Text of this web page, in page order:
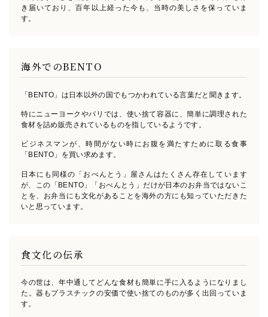
き届いており、百年以上経った今も、当時の美しさを保っていま
す。
海外でのBENTO
「BENTO」は日本以外の国でもつかわれている言葉だと聞きます。
特にニューヨークやパリでは、使い捨て容器に、簡単に調理された
食材を詰め販売されているものを指しているようです。
ビジネスマンが、時間がない時にお腹を満たすために取る食事
「BENTO」を買い求めます。
日本にも同様の「おべんとう」屋さんはたくさん存在しています
が、 この「BENTO」「おべんとう」だけが日本のお弁当ではないこ
とを、 お弁当にも文化があることを海外の方にも知っていただきた
いと思っています。
食文化の伝承
今の世は、年中通してどんな食材も簡単に手に入るようになりまし
た。器もプラスチックの安価で使い捨てのものが多く出回っていま
す。